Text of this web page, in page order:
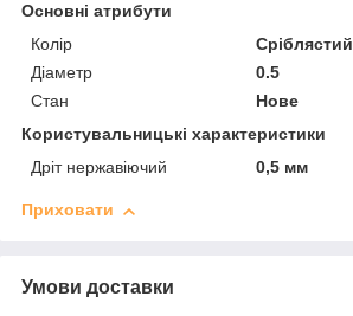
Основні атрибути
Колір
Сріблястий
Діаметр
0.5
Стан
Нове
Користувальницькі характеристики
Дріт нержавіючий
0,5 мм
Приховати
Умови доставки